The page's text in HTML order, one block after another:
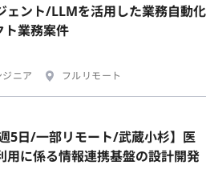
ェント/LLMを活用した業務自動化
ト業務案件
ニア
フルリモート
5日/一部リモート/武蔵小杉】医
用に係る情報連携基盤の設計開発